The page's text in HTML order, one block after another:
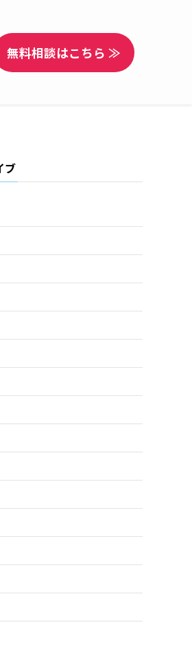
無料相談はこちら ≫
ブ